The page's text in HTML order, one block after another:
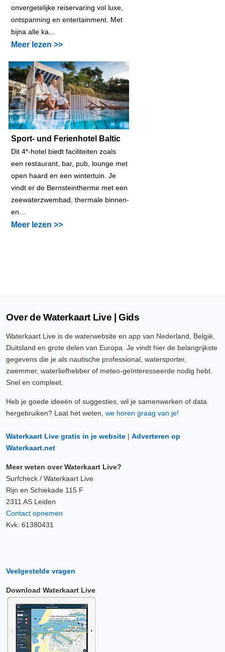
onvergetelijke reiservaring vol luxe,
ontspanning en entertainment. Met
bijna alle ka...
Meer lezen >>
Sport- und Ferienhotel Baltic
Dit 4*-hotel biedt faciliteiten zoals
een restaurant, bar, pub, lounge met
open haard en een wintertuin. Je
vindt er de Bernsteintherme met een
zeewaterzwembad, thermale binnen-
en...
Meer lezen >>
Over de Waterkaart Live | Gids
Waterkaart Live is de waterwebsite en app van Nederland, België,
Duitsland en grote delen van Europa. Je vindt hier de belangrijkste
gegevens die je als nautische professional, watersporter,
zwemmer, waterliefhebber of meteo-geïnteresseerde nodig hebt.
Snel en compleet.
Heb je goede ideeën of suggesties, wil je samenwerken of data
hergebruiken? Laat het weten, we horen graag van je!
Waterkaart Live gratis in je website | Adverteren op
Waterkaart.net
Meer weten over Waterkaart Live?
Surfcheck / Waterkaart Live
Rijn en Schiekade 115 F
2311 AS Leiden
Contact opnemen
Kvk: 61380431
Veelgestelde vragen
Download Waterkaart Live